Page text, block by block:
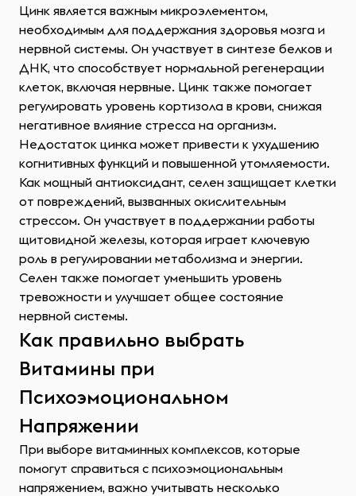
Цинк является важным микроэлементом,
необходимым для поддержания здоровья мозга и
нервной системы. Он участвует в синтезе белков и
ДНК, что способствует нормальной регенерации
клеток, включая нервные. Цинк также помогает
регулировать уровень кортизола в крови, снижая
негативное влияние стресса на организм.
Недостаток цинка может привести к ухудшению
когнитивных функций и повышенной утомляемости.
Как мощный антиоксидант, селен защищает клетки
от повреждений, вызванных окислительным
стрессом. Он участвует в поддержании работы
щитовидной железы, которая играет ключевую
роль в регулировании метаболизма и энергии.
Селен также помогает уменьшить уровень
тревожности и улучшает общее состояние
нервной системы.
Как правильно выбрать
Витамины при
Психоэмоциональном
Напряжении
При выборе витаминных комплексов, которые
помогут справиться с психоэмоциональным
напряжением, важно учитывать несколько